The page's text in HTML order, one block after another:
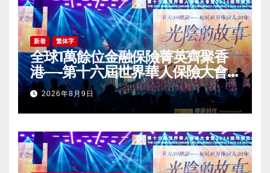
新着 繁体字
全球1萬餘位金融保險菁英齊聚香
港—-第十六屆世界華人保險大會
暨2026國際龍獎IDA年會盛大舉
辦2026年8月9日